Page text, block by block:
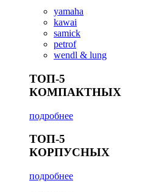
yamaha
kawai
samick
petrof
wendl & lung
ТОП-5
КОМПАКТНЫХ
подробнее
ТОП-5
КОРПУСНЫХ
подробнее